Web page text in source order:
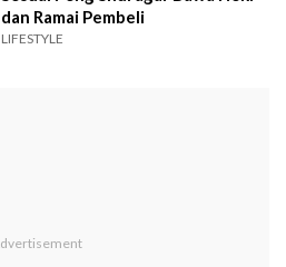
dan Ramai Pembeli
LIFESTYLE